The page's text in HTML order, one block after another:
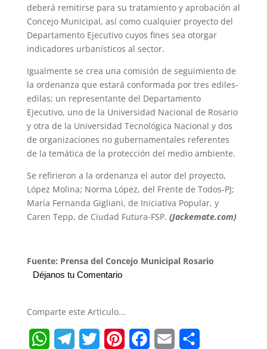
deberá remitirse para su tratamiento y aprobación al
Concejo Municipal, así como cualquier proyecto del
Departamento Ejecutivo cuyos fines sea otorgar
indicadores urbanísticos al sector.
Igualmente se crea una comisión de seguimiento de
la ordenanza que estará conformada por tres ediles-
edilas; un representante del Departamento
Ejecutivo, uno de la Universidad Nacional de Rosario
y otra de la Universidad Tecnológica Nacional y dos
de organizaciones no gubernamentales referentes
de la temática de la protección del medio ambiente.
Se refirieron a la ordenanza el autor del proyecto,
López Molina; Norma López, del Frente de Todos-PJ;
María Fernanda Gigliani, de Iniciativa Popular, y
Caren Tepp, de Ciudad Futura-FSP. (Jackemate.com)
Fuente: Prensa del Concejo Municipal Rosario
Déjanos tu Comentario
Comparte este Articulo...